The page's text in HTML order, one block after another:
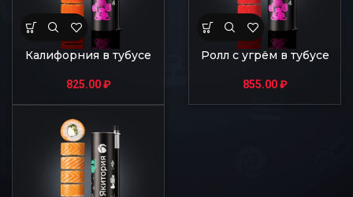
Калифорния в тубусе
825.00₽
Ролл с угрём в тубусе
855.00₽